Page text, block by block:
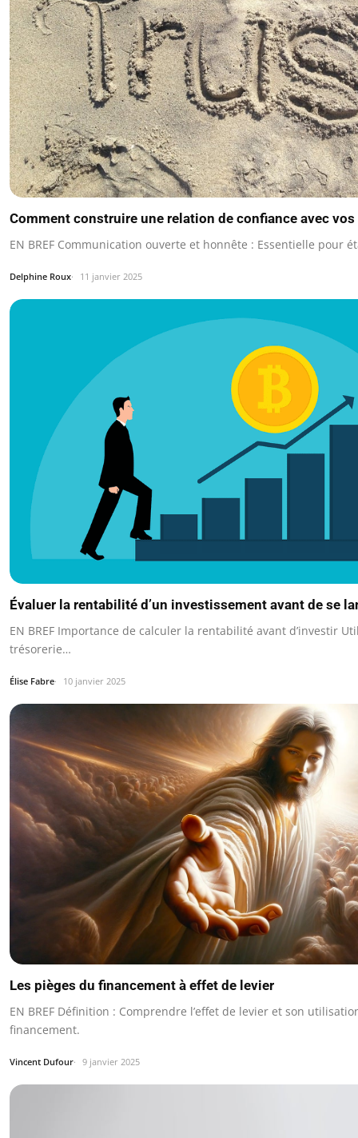
Comment construire une relation de confiance avec
EN BREF Communication ouverte et honnête : Essentielle pour
Delphine Roux 11 janvier 2025
Évaluer la rentabilité d’un investissement avant de se
EN BREF Importance de calculer la rentabilité avant d’investir
trésorerie…
Élise Fabre 10 janvier 2025
Les pièges du financement à effet de levier
EN BREF Définition : Comprendre l’effet de levier et son
financement.
Vincent Dufour 9 janvier 2025